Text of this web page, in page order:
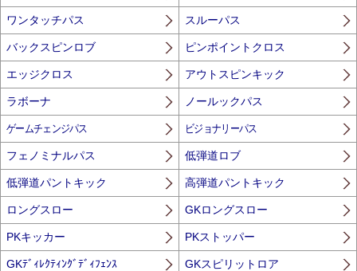
ワンタッチパス スルーパス
バックスピンロブ ピンポイントクロス
エッジクロス アウトスピンキック
ラボーナ ノールックパス
ゲームチェンジパス ビジョナリーパス
フェノミナルパス 低弾道ロブ
低弾道パントキック 高弾道パントキック
ロングスロー GKロングスロー
PKキッカー PKストッパー
GKﾃﾞｨﾚｸﾃｨﾝｸﾞﾃﾞｨﾌｪﾝｽ GKスピリットロア